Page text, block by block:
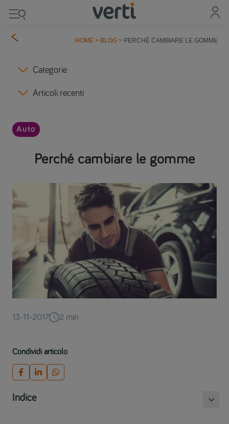
HOME> BLOG> PERCHÉ CAMBIARE LE GOMME
Categorie
Articoli recenti
Perché cambiare le gomme
Auto
13-11-2017 2 min
Condividi articolo
Indice